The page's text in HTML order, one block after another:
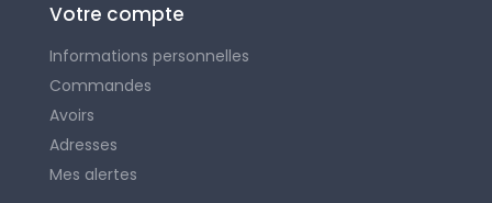
Votre compte
Informations personnelles
Commandes
Avoirs
Adresses
Mes alertes